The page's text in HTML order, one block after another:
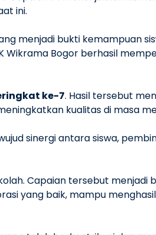
ini.
menjadi bukti kemampuan
Wikrama Bogor berhasil
ke-7. Hasil tersebut
kualitas di masa
sinergi antara siswa,
Capaian tersebut menjadi
yang baik, mampu